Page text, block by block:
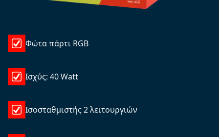
Φώτα πάρτι RGB
Ισχύς: 40 Watt
Ισοσταθμιστής 2 λειτουργιών